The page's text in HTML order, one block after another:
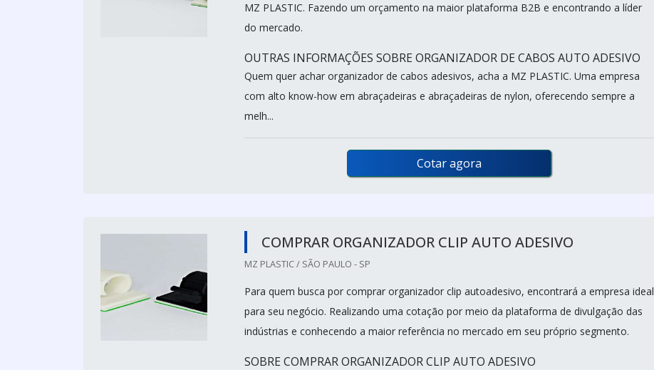
MZ PLASTIC. Fazendo um orçamento na maior plataforma B2B e encontrando a líder
do mercado.
OUTRAS INFORMAÇÕES SOBRE ORGANIZADOR DE CABOS AUTO ADESIVO
Quem quer achar organizador de cabos adesivos, acha a MZ PLASTIC. Uma empresa
com alto know-how em abraçadeiras e abraçadeiras de nylon, oferecendo sempre a
melh...
Cotar agora
COMPRAR ORGANIZADOR CLIP AUTO ADESIVO
MZ PLASTIC / SÃO PAULO - SP
Para quem busca por comprar organizador clip autoadesivo, encontrará a empresa ideal
para seu negócio. Realizando uma cotação por meio da plataforma de divulgação das
indústrias e conhecendo a maior referência no mercado em seu próprio segmento.
SOBRE COMPRAR ORGANIZADOR CLIP AUTO ADESIVO